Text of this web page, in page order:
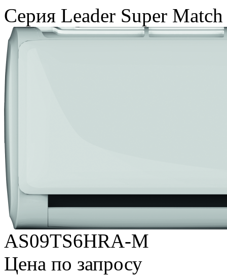
Серия Leader Super
AS09TS6HRA-M
Цена по запросу